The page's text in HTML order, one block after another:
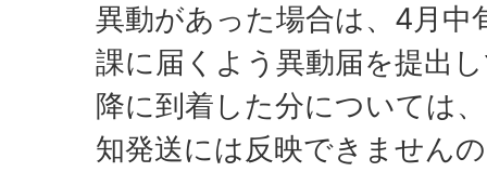
異動があった場合は、4月中
課に届くよう異動届を提出
降に到着した分については
知発送には反映できません